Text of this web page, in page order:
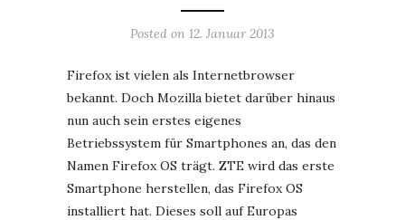
Posted on 12. Januar 2013
Firefox ist vielen als Internetbrowser
bekannt. Doch Mozilla bietet darüber hinaus
nun auch sein erstes eigenes
Betriebssystem für Smartphones an, das den
Namen Firefox OS trägt. ZTE wird das erste
Smartphone herstellen, das Firefox OS
installiert hat. Dieses soll auf Europas